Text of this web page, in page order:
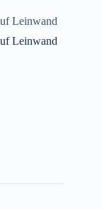
Leinwand
Leinwand